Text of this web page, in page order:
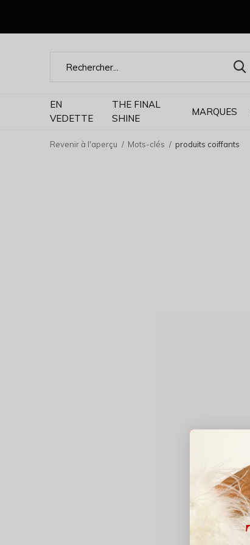
EN
VEDETTE
THE FINAL
SHINE
MARQUES
Revenir à l'aperçu Mots-clés produits coiffants